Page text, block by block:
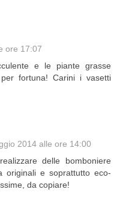
ore 17:07
e le piante grasse
fortuna! Carini i vasetti
2014 alle ore 14:00
delle bomboniere
e soprattutto eco-
da copiare!